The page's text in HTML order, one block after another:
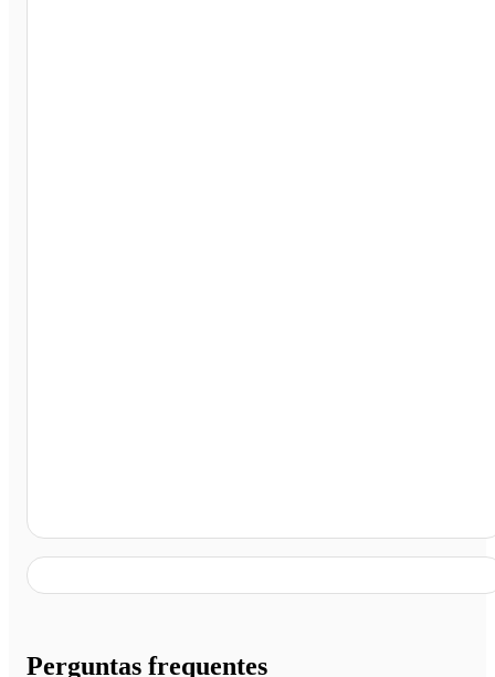
Perguntas frequentes